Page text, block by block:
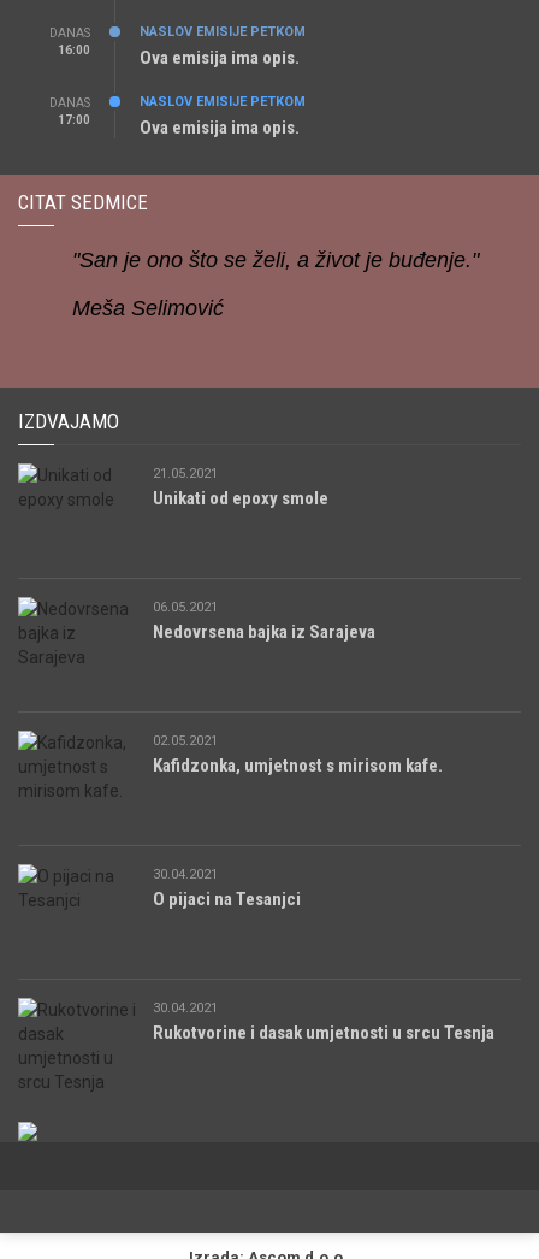
DANAS
16:00
NASLOV EMISIJE PETKOM
Ova emisija ima opis.
DANAS
17:00
NASLOV EMISIJE PETKOM
Ova emisija ima opis.
CITAT SEDMICE
"San je ono što se želi, a život je buđenje."
Meša Selimović
IZDVAJAMO
21.05.2021
Unikati od epoxy smole
06.05.2021
Nedovrsena bajka iz Sarajeva
02.05.2021
Kafidzonka, umjetnost s mirisom kafe.
30.04.2021
O pijaci na Tesanjci
30.04.2021
Rukotvorine i dasak umjetnosti u srcu Tesnja